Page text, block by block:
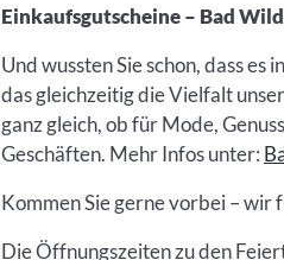
Einkaufsgutscheine – Bad
Und wussten Sie schon, dass
das gleichzeitig die Vielfalt
ganz gleich, ob für Mode,
Geschäften. Mehr Infos unter:
Kommen Sie gerne vorbei – wir
Die Öffnungszeiten zu den